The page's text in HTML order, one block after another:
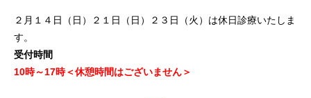
２月１４日（日）２１日（日）２３日（火）は休日診療いたしま
す。
受付時間
10時～17時＜休憩時間はございません＞